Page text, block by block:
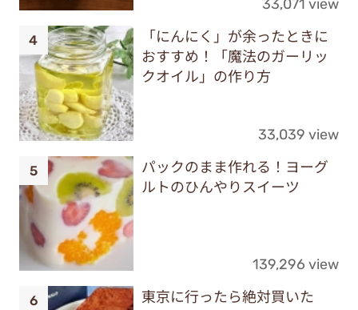
33,071 view
「にんにく」が余ったときに
おすすめ！「魔法のガーリッ
クオイル」の作り方
33,039 view
パックのまま作れる！ヨーグ
ルトのひんやりスイーツ
139,296 view
東京に行ったら絶対買いた